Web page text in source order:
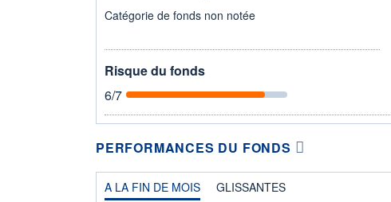
Catégorie de fonds non notée
Risque du fonds
6/7
PERFORMANCES DU FONDS
A LA FIN DE MOIS GLISSANTES